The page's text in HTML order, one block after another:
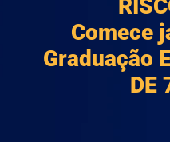
Comece
Graduação
DE